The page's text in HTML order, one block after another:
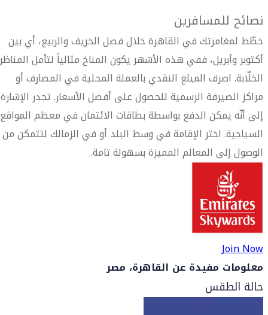
نصائح للمسافرين
خطّط لمغامرتك في القاهرة خلال فصل الخريف والربيع، أي بين
أكتوبر وأبريل، ففي هذه الأشهر يكون المناخ مثالياً لتأمل المناظر
الخلّابة. اصرف المبلغ النقدي بالعملة المحلية في المصارف أو
مراكز الصيرفة الرسمية للحصول على أفضل الأسعار. تجدر الإشارة
إلى أنّه يمكن الدفع بواسطة بطاقات الائتمان في معظم المواقع
السياحية. اختر الإقامة في وسط البلد أو في الزمالك لتتمكن من
الوصول إلى المعالم المميزة بسهولة تامة.
Join Now
معلومات مفيدة عن القاهرة، مصر
حالة الطقس